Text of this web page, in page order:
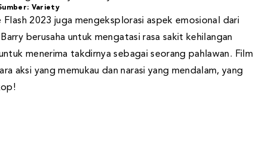
Variety
Flash 2023 juga mengeksplorasi aspek emosional dari
berusaha untuk mengatasi rasa sakit kehilangan
menerima takdirnya sebagai seorang pahlawan. Film
aksi yang memukau dan narasi yang mendalam, yang